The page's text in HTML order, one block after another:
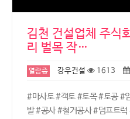
김천 건설업체 주식
리 벌목 작…
열람중 강우건설 1613
#마사토 #객토 #토목 #토공 #
발 #공사 #철거공사 #덤프트